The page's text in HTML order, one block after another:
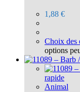
1,88 €
Choix des
options
rapide
Animal